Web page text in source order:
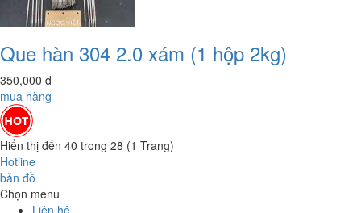
Que hàn 304 2.0 xám (1 hộp 2kg)
350,000 đ
mua hàng
Hiển thị đến 40 trong 28 (1 Trang)
Hotline
bản đồ
Chọn menu